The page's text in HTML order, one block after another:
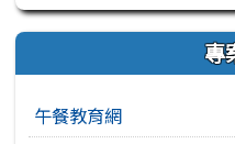
專
午餐教育網